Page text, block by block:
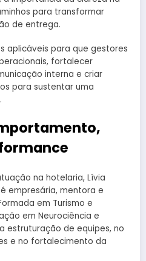
para transformar
de entrega.
aplicáveis para que gestores
fortalecer
interna e criar
para sustentar uma
na hotelaria, Lívia
empresária, mentora e
em Turismo e
em Neurociência e
estruturação de equipes, no
e no fortalecimento da